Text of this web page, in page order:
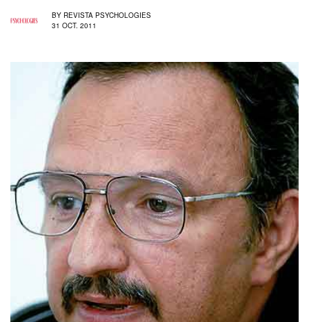
BY REVISTA PSYCHOLOGIES
31 OCT. 2011